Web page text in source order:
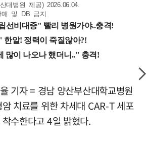
대병원 제공) 2026.06.04.
매 및 DB 금지
기자 = 경남 양산부산대학교병원
치료를 위한 차세대 CAR-T 세포
수한다고 4일 밝혔다.